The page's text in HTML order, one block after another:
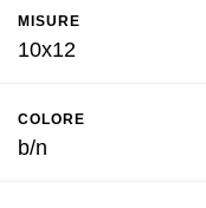
MISURE
10x12
COLORE
b/n